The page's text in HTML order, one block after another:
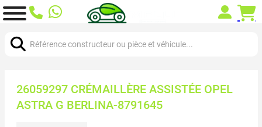
26059297 CRÉMAILLÈRE ASSISTÉE OPEL
ASTRA G BERLINA-8791645